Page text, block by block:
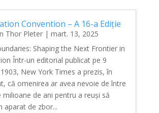
Convention – A 16-a Ediție
Thor Pleter| mart. 13, 2025
Shaping the Next Frontier in
Într-un editorial publicat pe 9
New York Times a prezis, în
că omenirea ar avea nevoie de între
milioane de ani pentru a reuși să
aparat de zbor...